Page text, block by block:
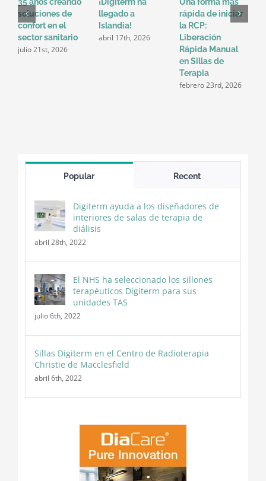
soluciones de
confort en el
sector sanitario
julio 21st, 2026
llegado a
Islandia!
abril 17th, 2026
rápida de iniciar
la RCP:
Liberación
Rápida Manual
en Sillas de
Terapia
febrero 23rd, 2026
Popular Recent
Digiterm ayuda a los diseñadores de
interiores de salas de terapia de
diálisis
abril 28th, 2022
El NHS ha seleccionado los sillones
terapéuticos Digiterm para sus
unidades TAS
julio 6th, 2022
Sillas Digiterm en el Centro de Radioterapia
Christie de Macclesfield
abril 6th, 2022